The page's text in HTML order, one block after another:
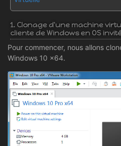
1. Clonage d'une machine
cliente de Windows en OS
Pour commencer, nous allons
Windows 10 x64.